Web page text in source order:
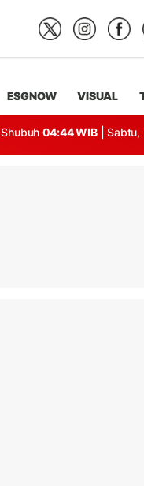
ESGNOW VISUAL
Shubuh 04:44 WIB |